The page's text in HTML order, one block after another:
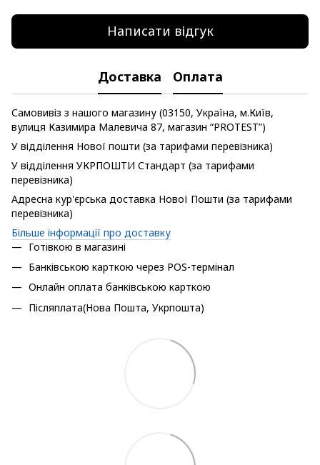
Написати відгук
Доставка Оплата
Самовивіз з нашого магазину (03150, Україна, м.Київ,
вулиця Казимира Малевича 87, магазин “PROTEST”)
У відділення Нової пошти (за тарифами перевізника)
У відділення УКРПОШТИ Стандарт (за тарифами
перевізника)
Адресна кур'єрська доставка Нової Пошти (за тарифами
перевізника)
Більше інформації про доставку
Готівкою в магазині
Банківською карткою через POS-термінал
Онлайн оплата банківською карткою
Післяплата(Нова Пошта, Укрпошта)